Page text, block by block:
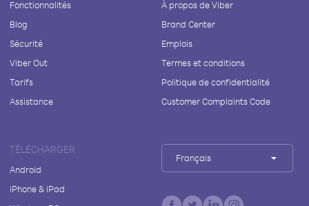
Fonctionnalités
Blog
Sécurité
Viber Out
Tarifs
Assistance
À propos de Viber
Brand Center
Emplois
Termes et conditions
Politique de confidentialité
Customer Complaints Code
TÉLÉCHARGER
Android
iPhone & iPad
Français